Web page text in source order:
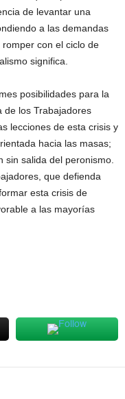
de levantar una
a las demandas
con el ciclo de
significa.
posibilidades para la
de los Trabajadores
lecciones de esta crisis y
hacia las masas;
sin salida del peronismo.
que defienda
esta crisis de
a las mayorías